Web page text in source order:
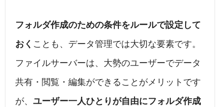
フォルダ作成のための条件をルールで設定して
おく ことも、データ管理では大切な要素です。
ファイルサーバーは、大勢のユーザーでデータ
共有・閲覧・編集ができることがメリットです
が、 ユーザー一人ひとりが自由にフォルダ作成